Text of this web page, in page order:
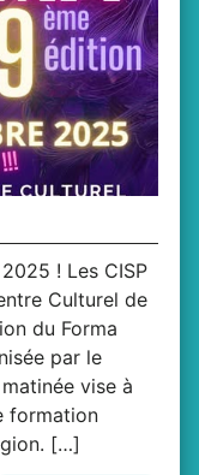
! Les CISP
Culturel de
du Forma
par le
vise à
formation
[…]